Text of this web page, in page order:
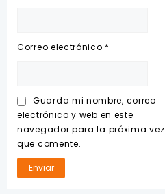
Correo electrónico *
Guarda mi nombre, correo
electrónico y web en este
navegador para la próxima vez
que comente.